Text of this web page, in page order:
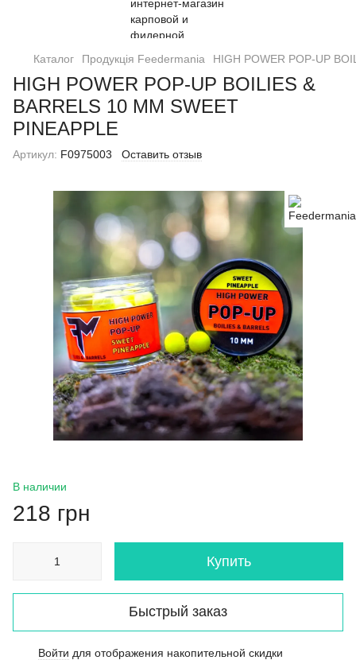
Каталог Продукція Feedermania HIGH POWER POP-UP
HIGH POWER POP-UP BOILIES &
BARRELS 10 MM SWEET
PINEAPPLE
Артикул: F0975003 Оставить отзыв
В наличии
218 грн
Купить
Быстрый заказ
Войти для отображения накопительной скидки